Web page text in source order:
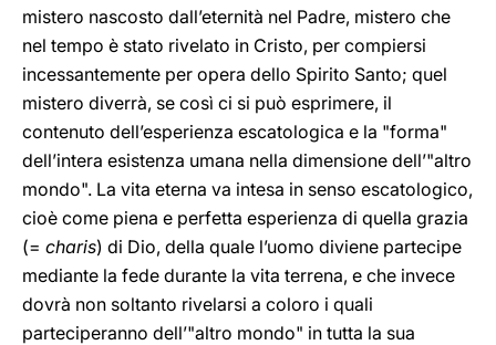
mistero nascosto dall’eternità nel Padre, mistero che
nel tempo è stato rivelato in Cristo, per compiersi
incessantemente per opera dello Spirito Santo; quel
mistero diverrà, se così ci si può esprimere, il
contenuto dell’esperienza escatologica e la "forma"
dell’intera esistenza umana nella dimensione dell’"altro
mondo". La vita eterna va intesa in senso escatologico,
cioè come piena e perfetta esperienza di quella grazia
(= charis) di Dio, della quale l’uomo diviene partecipe
mediante la fede durante la vita terrena, e che invece
dovrà non soltanto rivelarsi a coloro i quali
parteciperanno dell’"altro mondo" in tutta la sua